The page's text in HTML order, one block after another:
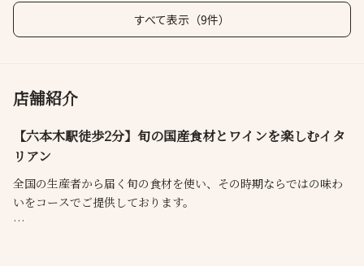
すべて表示（9件）
店舗紹介
【六本木駅徒歩2分】旬の国産食材とワインを楽しむイタ
リアン
全国の生産者から届く旬の食材を使い、その時期ならではの味わ
いをコースでご提供しております。